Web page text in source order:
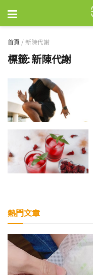
首頁 /新陳代謝
標籤:新陳代謝
熱門文章